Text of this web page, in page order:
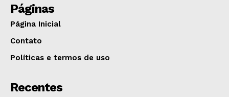
Páginas
Página Inicial
Contato
Políticas e termos de uso
Recentes